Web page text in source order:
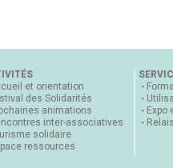
et orientation
des Solidarités
animations
inter-associatives
solidaire
ressources
Expo